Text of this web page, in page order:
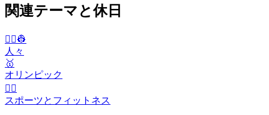
関連テーマと休日
👨‍✈️👷
人々
🥇
オリンピック
🤾‍♀️
スポーツとフィットネス